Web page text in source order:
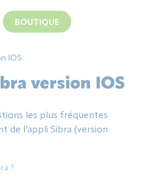
BOUTIQUE
IOS
version IOS
les plus fréquentes
de l’appli Sibra (version
?